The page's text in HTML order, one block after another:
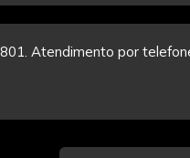
Atendimento por